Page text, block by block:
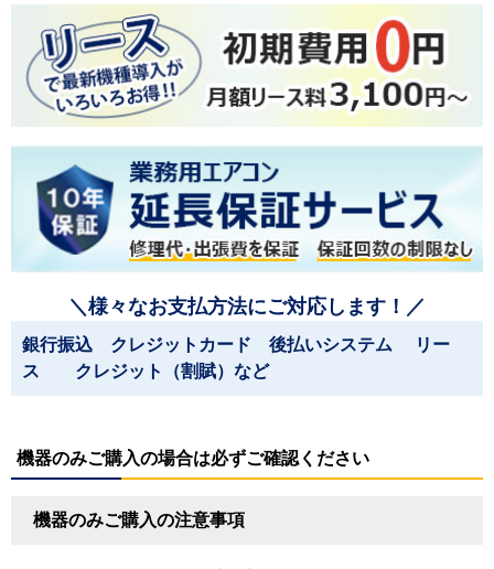
＼様々なお支払方法にご対応します！／
銀行振込 クレジットカード 後払いシステム リー
ス クレジット（割賦）など
機器のみご購入の場合は必ずご確認ください
機器のみご購入の注意事項